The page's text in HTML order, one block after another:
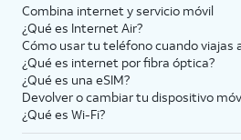
Combina internet y servicio móvil
¿Qué es Internet Air?
Cómo usar tu teléfono cuando viajas
¿Qué es internet por fibra óptica?
¿Qué es una eSIM?
Devolver o cambiar tu dispositivo
¿Qué es Wi-Fi?